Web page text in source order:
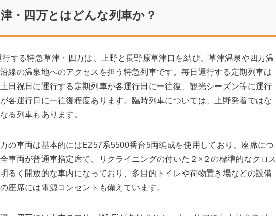
・四万とはどんな列車か？
する特急草津・四万は、上野と長野原草津口を結び、草津温泉や四万温
線の温泉地へのアクセスを担う特急列車です。毎日運行する定期列車は
日祝日に運行する定期列車が各運行日に一往復、観光シーズン等に運行
各運行日に一往復程度あります。臨時列車については、上野発着ではな
る列車もあります。
の車両は基本的にはE257系5500番台5両編成を使用しており、座席につ
車両が普通車指定席で、リクライニングの付いた２×２の標準的なクロス
るく開放的な車内になっており、多目的トイレや荷物置き場などの設備
座席には電源コンセントも備えています。